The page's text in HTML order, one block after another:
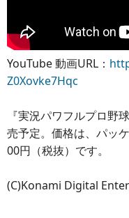
YouTube 動画URL：
Z0Xovke7Hqc
『実況パワフルプロ野
売予定。価格は、パッ
00円（税抜）です。
(C)Konami Digital